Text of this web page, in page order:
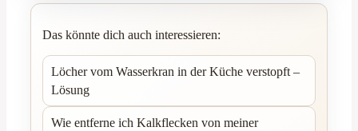
Das könnte dich auch interessieren:
Löcher vom Wasserkran in der Küche verstopft –
Lösung
Wie entferne ich Kalkflecken von meiner